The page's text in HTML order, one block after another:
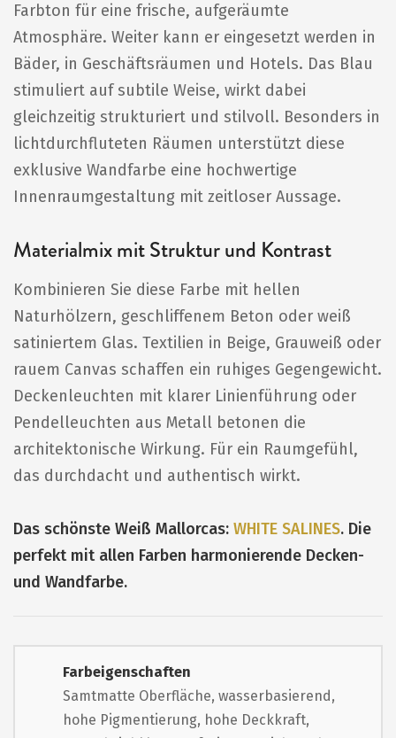
Farbton für eine frische, aufgeräumte
Atmosphäre. Weiter kann er eingesetzt werden in
Bäder, in Geschäftsräumen und Hotels. Das Blau
stimuliert auf subtile Weise, wirkt dabei
gleichzeitig strukturiert und stilvoll. Besonders in
lichtdurchfluteten Räumen unterstützt diese
exklusive Wandfarbe eine hochwertige
Innenraumgestaltung mit zeitloser Aussage.
Materialmix mit Struktur und Kontrast
Kombinieren Sie diese Farbe mit hellen
Naturhölzern, geschliffenem Beton oder weiß
satiniertem Glas. Textilien in Beige, Grauweiß oder
rauem Canvas schaffen ein ruhiges Gegengewicht.
Deckenleuchten mit klarer Linienführung oder
Pendelleuchten aus Metall betonen die
architektonische Wirkung. Für ein Raumgefühl,
das durchdacht und authentisch wirkt.
Das schönste Weiß Mallorcas: WHITE SALINES. Die
perfekt mit allen Farben harmonierende Decken-
und Wandfarbe.
Farbeigenschaften
Samtmatte Oberfläche, wasserbasierend,
hohe Pigmentierung, hohe Deckkraft,